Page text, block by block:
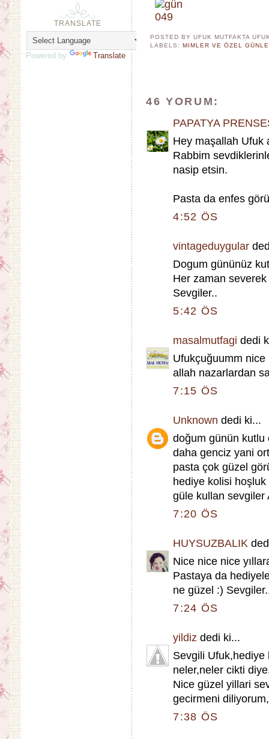
POSTED BY UFUK MUTFAKTA
LABELS:MIMLER VE ÖZEL
46 YORUM:
PAPATYA
Hey maşallah Ufuk
Rabbim
nasip etsin.
Pasta da enfes
4:52 ÖS
vintageduygular
Dogum gününüz
Her zaman
Sevgiler..
5:42 ÖS
masalmutfagi dedi
Ufukçuğuumm nice
allah nazarlardan
7:15 ÖS
Unknown dedi ki...
doğum günün kutlu
daha genciz yani
pasta çok güzel
hediye kolisi
güle kullan sevgiler
7:20 ÖS
HUYSUZBALIK
Nice nice nice
Pastaya da
ne güzel :)
7:24 ÖS
yildiz dedi ki...
Sevgili
neler,neler cikti
Nice güzel yillari
gecirmeni
7:38 ÖS
TRANSLATE
Powered by Translate